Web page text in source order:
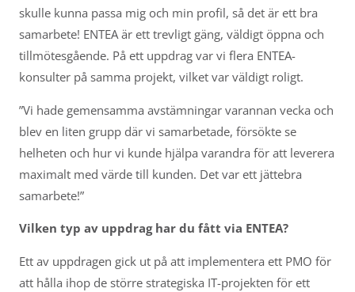
skulle kunna passa mig och min profil, så det är ett bra
samarbete! ENTEA är ett trevligt gäng, väldigt öppna och
tillmötesgående. På ett uppdrag var vi flera ENTEA-
konsulter på samma projekt, vilket var väldigt roligt.
”Vi hade gemensamma avstämningar varannan vecka och
blev en liten grupp där vi samarbetade, försökte se
helheten och hur vi kunde hjälpa varandra för att leverera
maximalt med värde till kunden. Det var ett jättebra
samarbete!”
Vilken typ av uppdrag har du fått via ENTEA?
Ett av uppdragen gick ut på att implementera ett PMO för
att hålla ihop de större strategiska IT-projekten för ett